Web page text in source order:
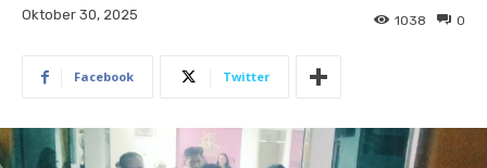
Oktober 30, 2025 0
1038
Facebook Twitter